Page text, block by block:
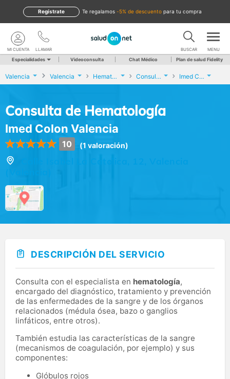
te regalamos -5% de descuento para tu compra
Regístrate
LLAMAR
MI CUENTA BUSCAR MENU
Especialidades Videoconsulta Chat Médico Plan de salud Fidelity
Valencia Valencia Hematología Consulta de Hematología Imed Colon Valencia
Consulta de Hematología
Imed Colon Valencia
10 (1 valoración)
DESCRIPCIÓN DEL SERVICIO
Consulta con el especialista en hematología,
encargado del diagnóstico, tratamiento y prevención
de las enfermedades de la sangre y de los órganos
relacionados (médula ósea, bazo o ganglios
linfáticos, entre otros).
También estudia las características de la sangre
(mecanismos de coagulación, por ejemplo) y sus
componentes:
Glóbulos rojos